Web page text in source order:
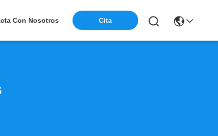
Con Nosotros Cita